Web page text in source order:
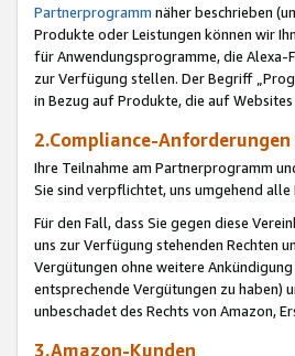
Partnerprogramm näher beschrieben
Produkte oder Leistungen können wir
für Anwendungsprogramme, die
zur Verfügung stellen. Der Begriff
in Bezug auf Produkte, die auf
2.Compliance-
Ihre Teilnahme am Partnerprogramm
Sie sind verpflichtet, uns umgehend
Für den Fall, dass Sie gegen diese
uns zur Verfügung stehenden Rechten
Vergütungen ohne weitere
entsprechende Vergütungen zu haben)
unbeschadet des Rechts von Amazon,
3.Amazon-Kunden